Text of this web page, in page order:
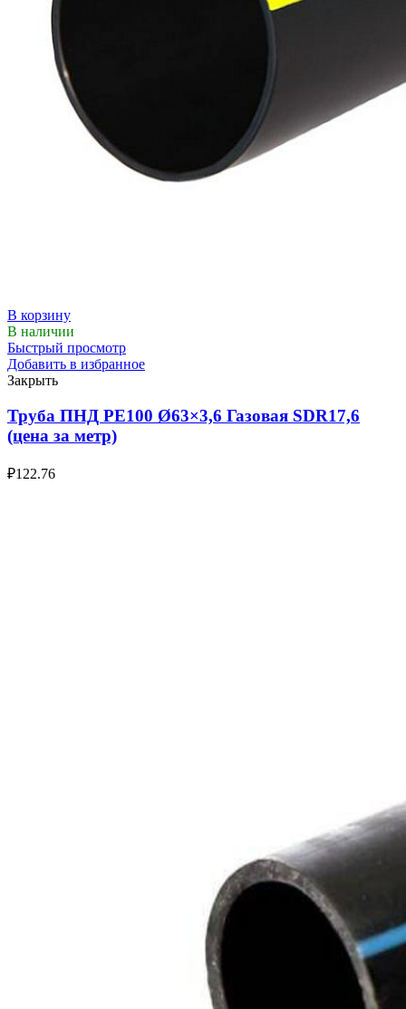
В корзину
В наличии
Быстрый просмотр
Добавить в избранное
Закрыть
Труба ПНД РЕ100 Ø63×3,6 Газовая SDR17,6
(цена за метр)
₽122.76